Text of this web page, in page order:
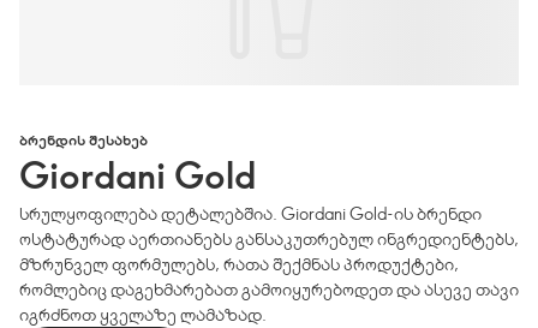
ᲑᲠᲔᲜᲓᲘᲡ ᲨᲔᲡᲐᲮᲔᲑ
Giordani Gold
სრულყოფილება დეტალებშია. Giordani Gold-ის ბრენდი
ოსტატურად აერთიანებს განსაკუთრებულ ინგრედიენტებს,
მზრუნველ ფორმულებს, რათა შექმნას პროდუქტები,
რომლებიც დაგეხმარებათ გამოიყურებოდეთ და ასევე თავი
იგრძნოთ ყველაზე ლამაზად.